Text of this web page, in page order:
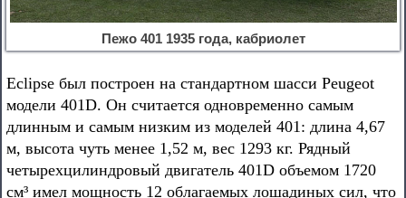
Пежо 401 1935 года, кабриолет
Eclipse был построен на стандартном шасси Peugeot
модели 401D. Он считается одновременно самым
длинным и самым низким из моделей 401: длина 4,67
м, высота чуть менее 1,52 м, вес 1293 кг. Рядный
четырехцилиндровый двигатель 401D объемом 1720
см³ имел мощность 12 облагаемых лошадиных сил, что